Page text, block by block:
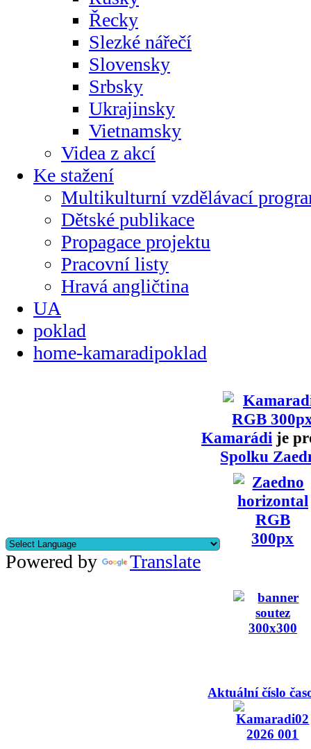
Řecky
Slezké nářečí
Slovensky
Srbsky
Ukrajinsky
Vietnamsky
Videa z akcí
Ke stažení
Multikulturní vzdělávací
Dětské publikace
Propagace projektu
Pracovní listy
Hravá angličtina
UA
poklad
home-kamaradipoklad
Kamarádi je
Spolku
Powered by Translate
Aktuální číslo